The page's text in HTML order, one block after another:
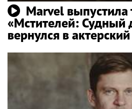
Marvel выпустила
«Мстителей: Судный
вернулся в